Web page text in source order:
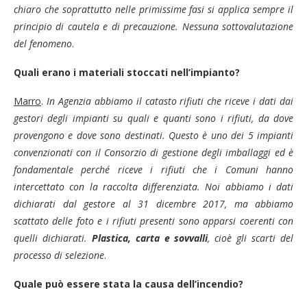
chiaro che soprattutto nelle primissime fasi si applica sempre il
principio di cautela e di precauzione. Nessuna sottovalutazione
del fenomeno.
Quali erano i materiali stoccati nell’impianto?
Marro. In Agenzia abbiamo il catasto rifiuti che riceve i dati dai
gestori degli impianti su quali e quanti sono i rifiuti, da dove
provengono e dove sono destinati. Questo è uno dei 5 impianti
convenzionati con il Consorzio di gestione degli imballaggi ed è
fondamentale perché riceve i rifiuti che i Comuni hanno
intercettato con la raccolta differenziata. Noi abbiamo i dati
dichiarati dal gestore al 31 dicembre 2017, ma abbiamo
scattato delle foto e i rifiuti presenti sono apparsi coerenti con
quelli dichiarati. Plastica, carta e sovvalli, cioè gli scarti del
processo di selezione.
Quale può essere stata la causa dell’incendio?